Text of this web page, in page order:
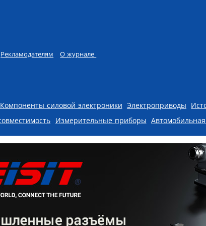
Рекламодателям
О журнале
Компоненты силовой электроники Электроприводы
Измерительные приборы